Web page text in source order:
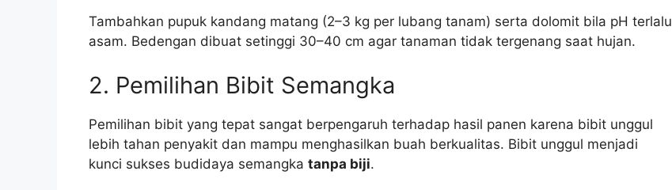
Tambahkan pupuk kandang matang (2–3 kg per lubang tanam) serta dolomit bila pH terlalu
asam. Bedengan dibuat setinggi 30–40 cm agar tanaman tidak tergenang saat hujan.
2. Pemilihan Bibit Semangka
Pemilihan bibit yang tepat sangat berpengaruh terhadap hasil panen karena bibit unggul
lebih tahan penyakit dan mampu menghasilkan buah berkualitas. Bibit unggul menjadi
kunci sukses budidaya semangka tanpa biji.